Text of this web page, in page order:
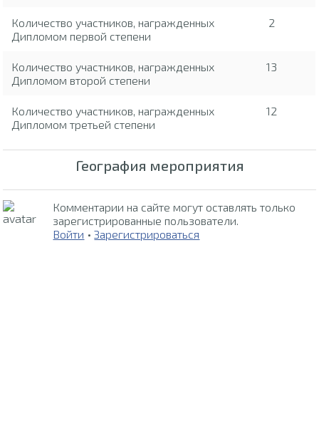
Количество участников, награжденных
Дипломом первой степени
2
Количество участников, награжденных
Дипломом второй степени
13
Количество участников, награжденных
Дипломом третьей степени
12
География мероприятия
Комментарии на сайте могут оставлять только
зарегистрированные пользователи.
Войти •Зарегистрироваться